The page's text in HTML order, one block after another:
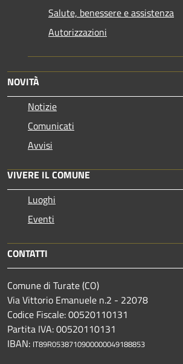
Salute, benessere e assistenza
Autorizzazioni
NOVITÀ
Notizie
Comunicati
Avvisi
VIVERE IL COMUNE
Luoghi
Eventi
CONTATTI
Comune di Turate (CO)
Via Vittorio Emanuele n.2 - 22078
Codice Fiscale: 00520110131
Partita IVA: 00520110131
IBAN: IT89R0538710900000049188853